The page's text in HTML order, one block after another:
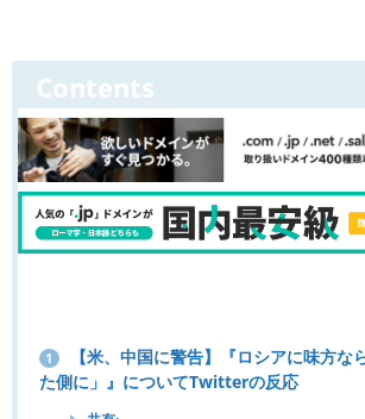
Contents
1
【米、中国に警告】『ロシアに味方な
た側に」』についてTwitterの反応